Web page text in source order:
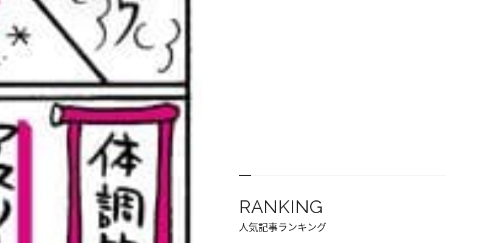
RANKING
人気記事ランキング